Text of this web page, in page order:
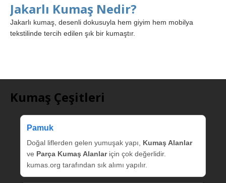
Jakarlı Kumaş Nedir?
Jakarlı kumaş, desenli dokusuyla hem giyim hem mobilya
tekstilinde tercih edilen şık bir kumaştır.
Kumaş Çeşitleri
Pamuk
Doğal liflerden gelen yumuşak yapı, Kumaş Alanlar
ve Parça Kumaş Alanlariçin çok değerlidir.
kumas.org tarafından sık alımı yapılır.